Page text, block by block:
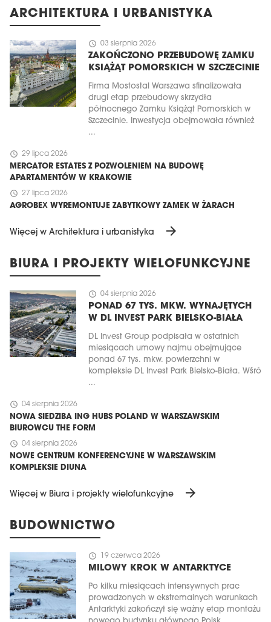
ARCHITEKTURA I URBANISTYKA
schedule 03 sierpnia 2026
ZAKOŃCZONO PRZEBUDOWĘ ZAMKU
KSIĄŻĄT POMORSKICH W SZCZECINIE
Firma Mostostal Warszawa sfinalizowała
drugi etap przebudowy skrzydła
północnego Zamku Książąt Pomorskich w
Szczecinie. Inwestycja obejmowała również
...
schedule 29 lipca 2026
MERCATOR ESTATES Z POZWOLENIEM NA BUDOWĘ
APARTAMENTÓW W KRAKOWIE
schedule 27 lipca 2026
AGROBEX WYREMONTUJE ZABYTKOWY ZAMEK W ŻARACH
Więcej w Architektura i urbanistyka arrow_forward
BIURA I PROJEKTY WIELOFUNKCYJNE
schedule 04 sierpnia 2026
PONAD 67 TYS. MKW. WYNAJĘTYCH
W DL INVEST PARK BIELSKO-BIAŁA
DL Invest Group podpisała w ostatnich
miesiącach umowy najmu obejmujące
ponad 67 tys. mkw. powierzchni w
kompleksie DL Invest Park Bielsko-Biała. Wśró
...
schedule 04 sierpnia 2026
NOWA SIEDZIBA ING HUBS POLAND W WARSZAWSKIM
BIUROWCU THE FORM
schedule 04 sierpnia 2026
NOWE CENTRUM KONFERENCYJNE W WARSZAWSKIM
KOMPLEKSIE DIUNA
Więcej w Biura i projekty wielofunkcyjne arrow_forward
BUDOWNICTWO
schedule 19 czerwca 2026
MILOWY KROK W ANTARKTYCE
Po kilku miesiącach intensywnych prac
prowadzonych w ekstremalnych warunkach
Antarktyki zakończył się ważny etap montażu